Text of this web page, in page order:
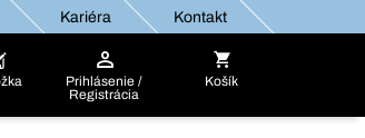
Kariéra Kontakt
Prihlásenie /
Registrácia
Košík